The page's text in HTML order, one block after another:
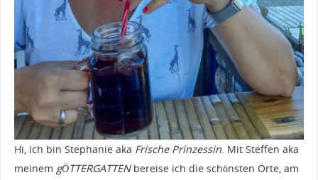
Hi, ich bin Stephanie aka Frische Prinzessin. Mit Steffen aka
meinem gÖTTERGATTENbereise ich die schönsten Orte, am